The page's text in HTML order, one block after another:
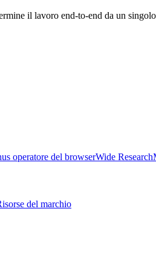
il lavoro end-to-end da un
operatore del browserWide Research
del marchio